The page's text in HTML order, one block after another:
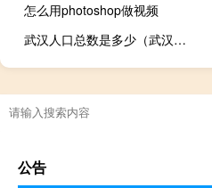
怎么用photoshop做视频
武汉人口总数是多少（武汉人口总数）
公告